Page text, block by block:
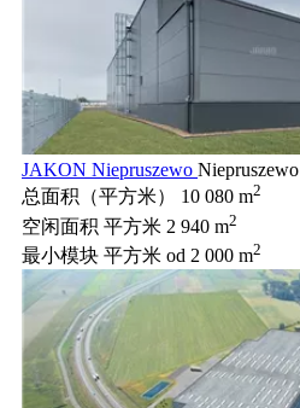
JAKON Niepruszewo Niepruszewo
总面积（平方米）
10 080 m2
空闲面积 平方米 2 940 m2
最小模块 平方米 od 2 000 m2